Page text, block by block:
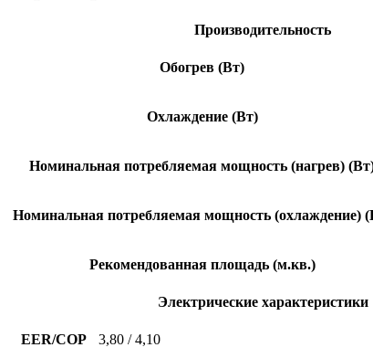
Производительность
Обогрев (Вт)
Охлаждение (Вт)
Номинальная потребляемая мощность (нагрев)
Номинальная потребляемая мощность (охлаждение)
Рекомендованная площадь (м.кв.)
Электрические характеристики
EER/COP 3,80 / 4,10